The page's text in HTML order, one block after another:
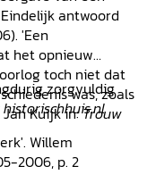
antwoord
'Een
het opnieuw
toch niet dat
was, zoals
Kuijk in:Trouw
zorgvuldig
Willem
2006, p. 2